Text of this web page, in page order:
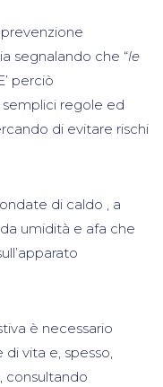
segnalando che “le
perciò
regole ed
di evitare rischi
di caldo , a
umidità e afa che
è necessario
vita e, spesso,
consultando